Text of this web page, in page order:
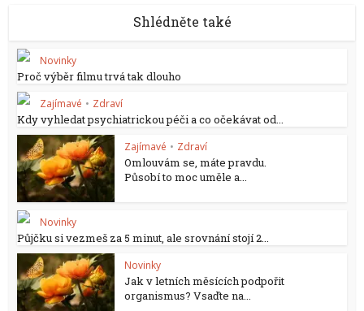
Shlédněte také
Novinky
Proč výběr filmu trvá tak dlouho
Zajímavé • Zdraví
Kdy vyhledat psychiatrickou péči a co očekávat od...
Zajímavé • Zdraví
Omlouvám se, máte pravdu.
Působí to moc uměle a...
Novinky
Půjčku si vezmeš za 5 minut, ale srovnání stojí 2...
Novinky
Jak v letních měsících podpořit
organismus? Vsaďte na...